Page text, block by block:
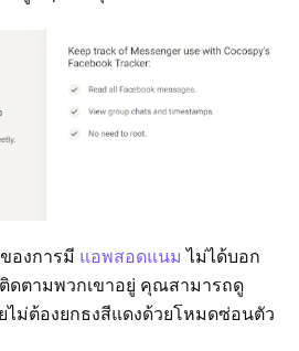
องการมี แอพสอดแนม ไม่ได้บอก
ดตามพวกเขาอยู่ คุณสามารถดู
ม่ต้องยกธงสีแดงด้วยโหมดซ่อนตัว